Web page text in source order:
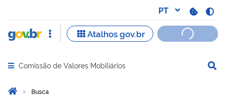
Abrir menu principal de navegação
Comissão de Valores Mobiliários
Você está aqui:
Página Inicial
Busca